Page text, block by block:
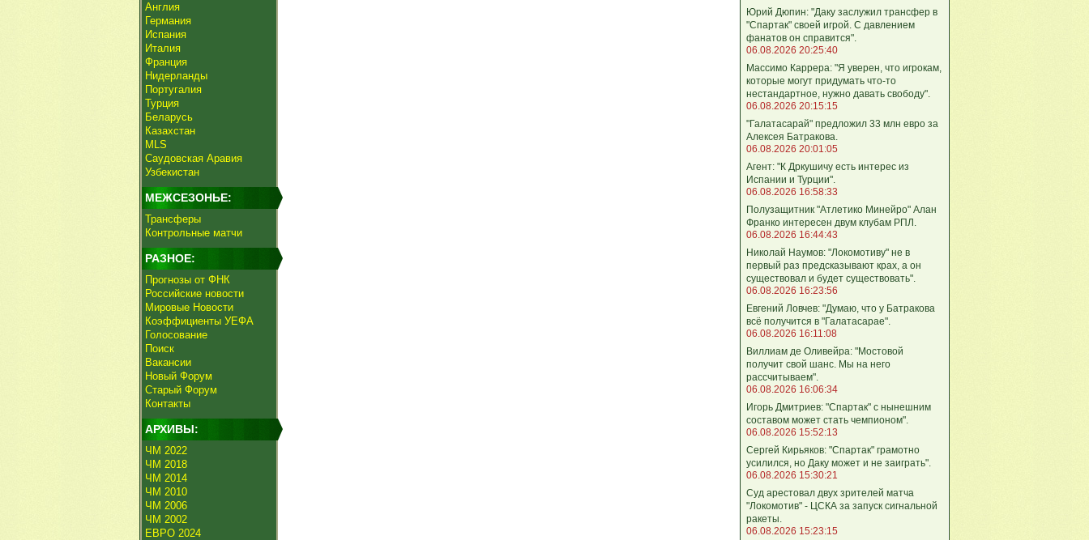
Англия
Германия
Испания
Италия
Франция
Нидерланды
Португалия
Турция
Беларусь
Казахстан
MLS
Саудовская Аравия
Узбекистан
МЕЖСЕЗОНЬЕ:
Трансферы
Контрольные матчи
РАЗНОЕ:
Прогнозы от ФНК
Российские новости
Мировые Новости
Коэффициенты УЕФА
Голосование
Поиск
Вакансии
Новый Форум
Старый Форум
Контакты
АРХИВЫ:
ЧМ 2022
ЧМ 2018
ЧМ 2014
ЧМ 2010
ЧМ 2006
ЧМ 2002
ЕВРО 2024
Юрий Дюпин: "Даку заслужил трансфер в
"Спартак" своей игрой. С давлением
фанатов он справится".
06.08.2026 20:25:40
Массимо Каррера: "Я уверен, что игрокам,
которые могут придумать что-то
нестандартное, нужно давать свободу".
06.08.2026 20:15:15
"Галатасарай" предложил 33 млн евро за
Алексея Батракова.
06.08.2026 20:01:05
Агент: "К Дркушичу есть интерес из
Испании и Турции".
06.08.2026 16:58:33
Полузащитник "Атлетико Минейро" Алан
Франко интересен двум клубам РПЛ.
06.08.2026 16:44:43
Николай Наумов: "Локомотиву" не в
первый раз предсказывают крах, а он
существовал и будет существовать".
06.08.2026 16:23:56
Евгений Ловчев: "Думаю, что у Батракова
всё получится в "Галатасарае".
06.08.2026 16:11:08
Виллиам де Оливейра: "Мостовой
получит свой шанс. Мы на него
рассчитываем".
06.08.2026 16:06:34
Игорь Дмитриев: "Спартак" с нынешним
составом может стать чемпионом".
06.08.2026 15:52:13
Сергей Кирьяков: "Спартак" грамотно
усилился, но Даку может и не заиграть".
06.08.2026 15:30:21
Суд арестовал двух зрителей матча
"Локомотив" - ЦСКА за запуск сигнальной
ракеты.
06.08.2026 15:23:15